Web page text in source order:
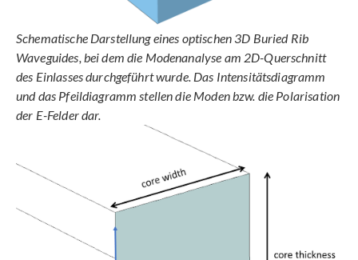
Schematische Darstellung eines optischen 3D Buried Rib
Waveguides, bei dem die Modenanalyse am 2D-Querschnitt
des Einlasses durchgeführt wurde. Das Intensitätsdiagramm
und das Pfeildiagramm stellen die Moden bzw. die Polarisation
der E-Felder dar.